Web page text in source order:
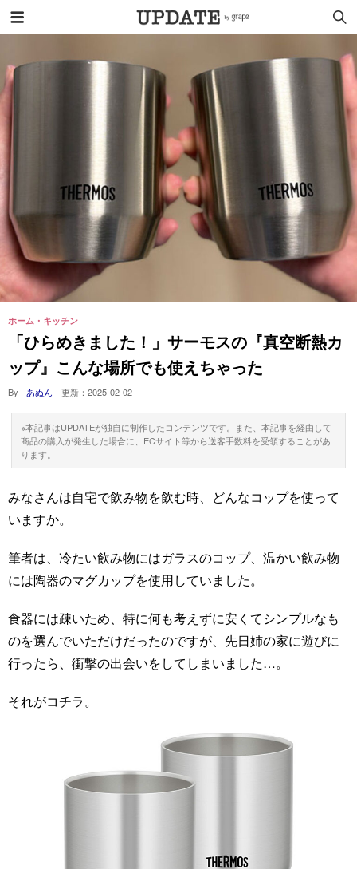
ホーム・キッチン
「ひらめきました！」サーモスの『真空断熱カ
ップ』こんな場所でも使えちゃった
By - あぬん 更新： 2025-02-02
※本記事はUPDATEが独自に制作したコンテンツです。また、本記事を経由して
商品の購入が発生した場合に、ECサイト等から送客手数料を受領することがあ
ります。
みなさんは自宅で飲み物を飲む時、どんなコップを使って
いますか。
筆者は、冷たい飲み物にはガラスのコップ、温かい飲み物
には陶器のマグカップを使用していました。
食器には疎いため、特に何も考えずに安くてシンプルなも
のを選んでいただけだったのですが、先日姉の家に遊びに
行ったら、衝撃の出会いをしてしまいました…。
それがコチラ。